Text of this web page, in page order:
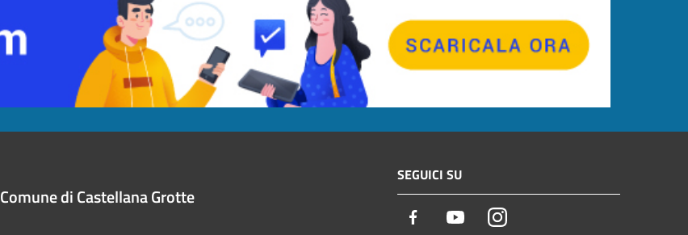
Comune di Castellana Grotte
SEGUICI SU
Facebook YoutubeInstagram